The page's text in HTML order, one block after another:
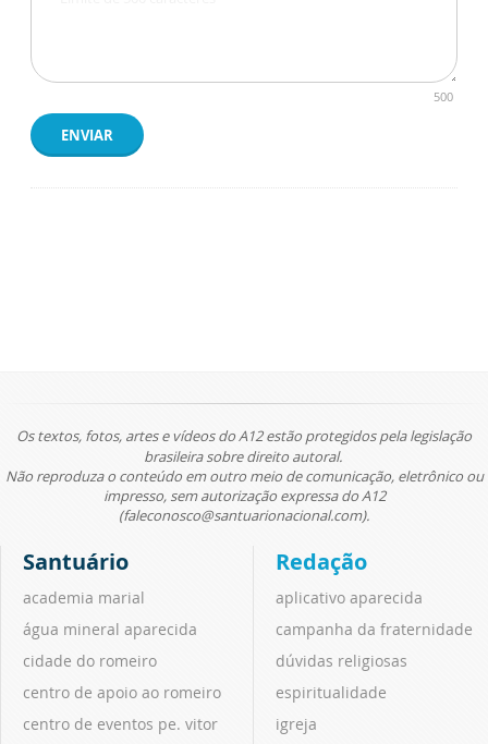
500
ENVIAR
Os textos, fotos, artes e vídeos do A12 estão protegidos pela legislação
brasileira sobre direito autoral.
Não reproduza o conteúdo em outro meio de comunicação, eletrônico ou
impresso, sem autorização expressa do A12
(faleconosco@santuarionacional.com).
Santuário
academia marial
água mineral aparecida
cidade do romeiro
centro de apoio ao romeiro
centro de eventos pe. vitor
Redação
aplicativo aparecida
campanha da fraternidade
dúvidas religiosas
espiritualidade
igreja